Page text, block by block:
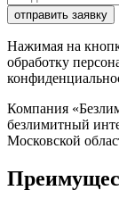
отправить заявку
Нажимая на
обработку
Компания
безлимитный
Московской